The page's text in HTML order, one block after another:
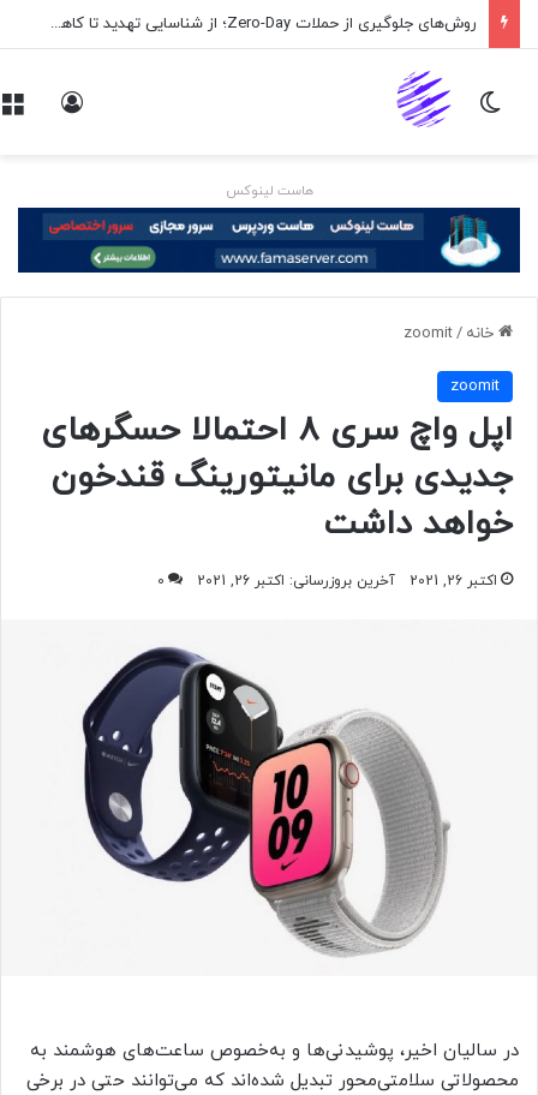
روش‌های جلوگیری از حملات Zero-Day؛ از شناسایی تهدید تا کاهش ریسک
تغییر پوسته
هاست لینوکس
خانه /
zoomit
zoomit
اپل واچ سری ۸ احتمالا حسگرهای
جدیدی برای مانیتورینگ قندخون
خواهد داشت
اکتبر 26, 2021 آخرین بروزرسانی: اکتبر 26, 2021 0
در سالیان اخیر، پوشیدنی‌ها و به‌خصوص ساعت‌های هوشمند به
محصولاتی سلامتی‌محور تبدیل شده‌اند که می‌توانند حتی در برخی